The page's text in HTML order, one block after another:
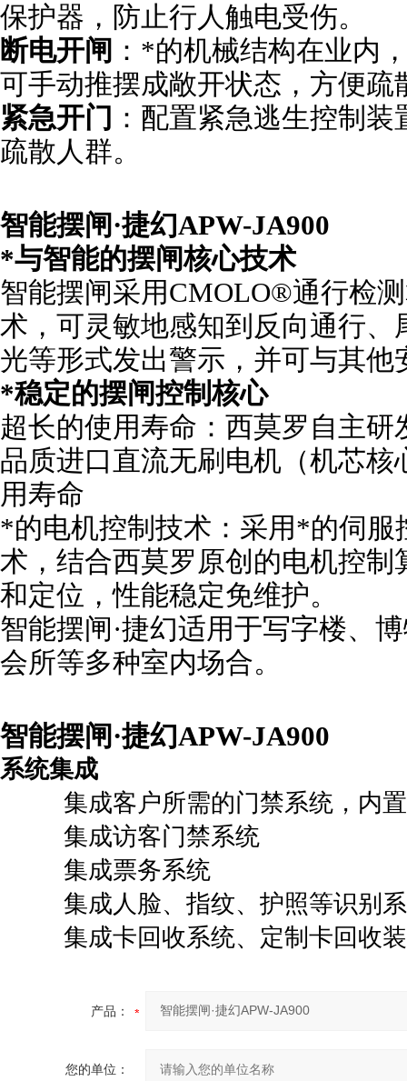
保护器，防止行人触电受伤。
断电开闸 ：*的机械结构在业内
可手动推摆成敞开状态，方便疏
紧急开门 ：配置紧急逃生控制
疏散人群。
智能摆闸·捷幻APW-JA900
*与智能的摆闸核心技术
智能摆闸采用CMOLO®通行检
术，可灵敏地感知到反向通行
光等形式发出警示，并可与其他
*稳定的摆闸控制核心
超长的使用寿命：西莫罗自主
品质进口直流无刷电机（机芯
用寿命
*的电机控制技术：采用*的伺服
术，结合西莫罗原创的电机控
和定位，性能稳定免维护。
智能摆闸·捷幻适用于写字楼、
会所等多种室内场合。
智能摆闸·捷幻APW-JA900
系统集成
集成客户所需的门禁系统，内置
集成访客门禁系统
集成票务系统
集成人脸、指纹、护照等识别
集成卡回收系统、定制卡回收
产品：
您的单位：